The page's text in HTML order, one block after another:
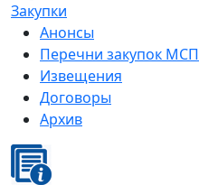
Закупки
Анонсы
Перечни закупок МСП
Извещения
Договоры
Архив